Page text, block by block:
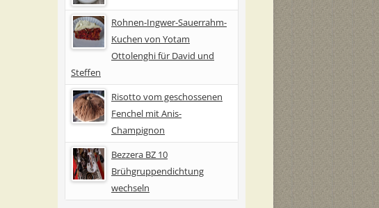
Rohnen-Ingwer-Sauerrahm-
Kuchen von Yotam
Ottolenghi für David und
Steffen
Risotto vom geschossenen
Fenchel mit Anis-
Champignon
Bezzera BZ 10
Brühgruppendichtung
wechseln